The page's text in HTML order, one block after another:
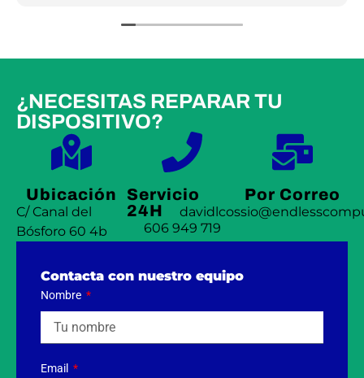
¿NECESITAS REPARAR TU
DISPOSITIVO?
Ubicación
C/ Canal del
Bósforo 60 4b
Servicio
24H
606 949 719
Por Correo
Contacta con nuestro equipo
Nombre
Email